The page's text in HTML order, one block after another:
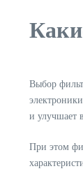
Выбор
и улучшает
При этом